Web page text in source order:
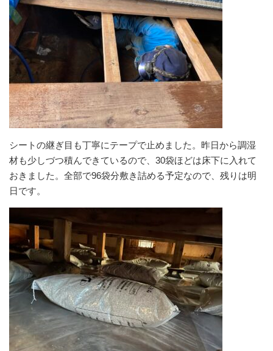
シートの継ぎ目も丁寧にテープで止めました。昨日から調湿
材も少しづつ積んできているので、30袋ほどは床下に入れて
おきました。全部で96袋分敷き詰める予定なので、残りは明
日です。